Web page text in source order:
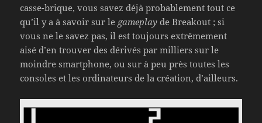
casse-brique, vous savez déjà probablement tout ce
qu’il y a à savoir sur le gameplay de Breakout ; si
vous ne le savez pas, il est toujours extrêmement
aisé d’en trouver des dérivés par milliers sur le
moindre smartphone, ou sur à peu près toutes les
consoles et les ordinateurs de la création, d’ailleurs.